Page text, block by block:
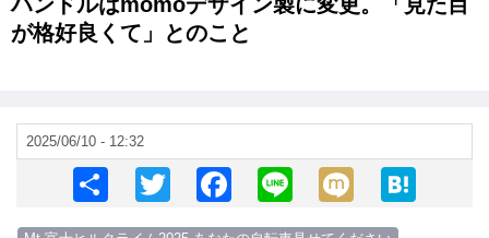
ツが格好良くて」とのこと
2025/06/10 - 12:32
S
h
T
wi
F
a
Li
n
M
ixi